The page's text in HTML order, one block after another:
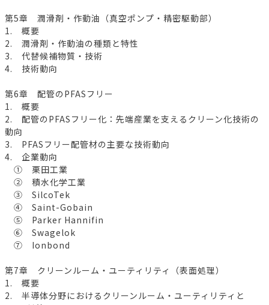
第5章 潤滑剤・作動油（真空ポンプ・精密駆動部）
1. 概要
2. 潤滑剤・作動油の種類と特性
3. 代替候補物質・技術
4. 技術動向
第6章 配管のPFASフリー
1. 概要
2. 配管のPFASフリー化：先端産業を支えるクリーン化技術の
動向
3. PFASフリー配管材の主要な技術動向
4. 企業動向
① 栗田工業
② 積水化学工業
③ SilcoTek
④ Saint-Gobain
⑤ Parker Hannifin
⑥ Swagelok
⑦ Ionbond
第7章 クリーンルーム・ユーティリティ（表面処理）
1. 概要
2. 半導体分野におけるクリーンルーム・ユーティリティと